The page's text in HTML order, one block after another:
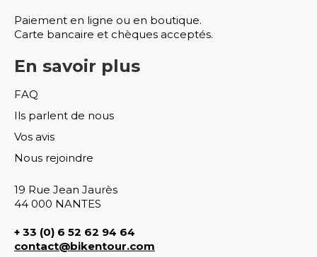
Paiement en ligne ou en boutique.
Carte bancaire et chèques acceptés.
En savoir plus
FAQ
Ils parlent de nous
Vos avis
Nous rejoindre
19 Rue Jean Jaurès
44 000 NANTES
+ 33 (0) 6 52 62 94 64
contact@bikentour.com